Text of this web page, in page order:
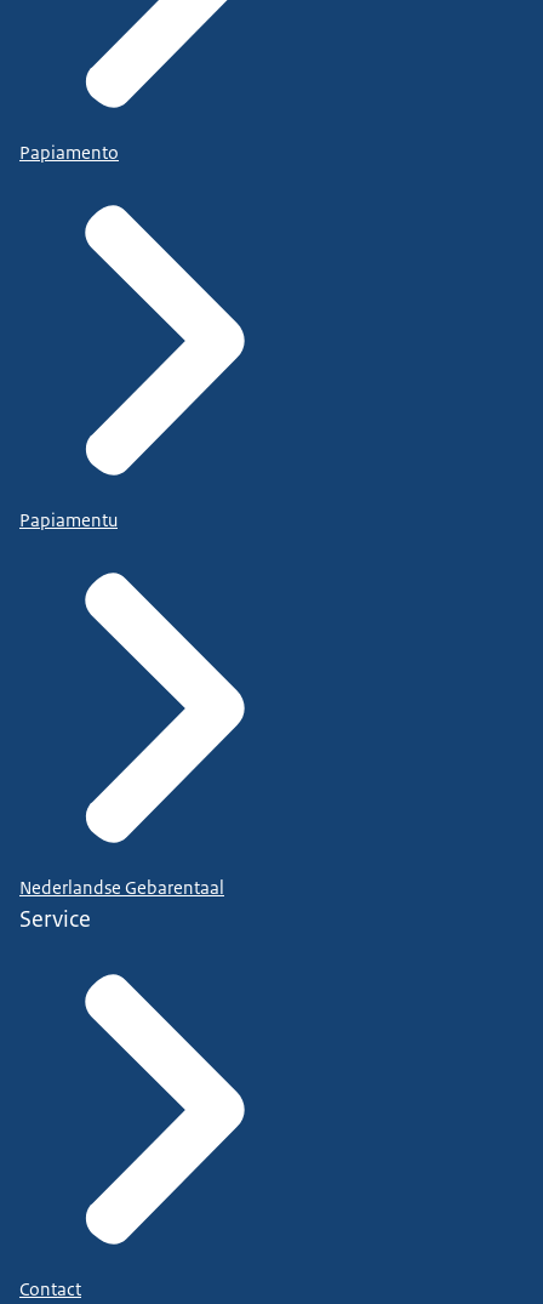
Papiamento
Papiamentu
Nederlandse Gebarentaal
Service
Contact